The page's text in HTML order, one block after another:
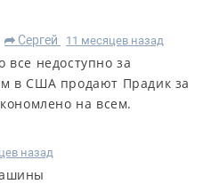
R Сергей 11 месяцев назад
все недоступно за
в США продают Прадик за
на всем.
назад